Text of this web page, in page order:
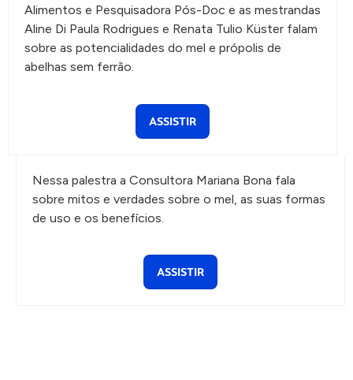
Alimentos e Pesquisadora Pós-Doc e as mestrandas
Aline Di Paula Rodrigues e Renata Tulio Küster falam
sobre as potencialidades do mel e própolis de
abelhas sem ferrão.
ASSISTIR
Nessa palestra a Consultora Mariana Bona fala
sobre mitos e verdades sobre o mel, as suas formas
de uso e os benefícios.
ASSISTIR